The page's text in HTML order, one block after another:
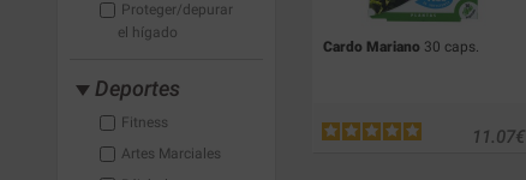
Proteger/depurar
el hígado
Deportes
Fitness
Artes Marciales
Cardo Mariano 30 caps.
€
11.07